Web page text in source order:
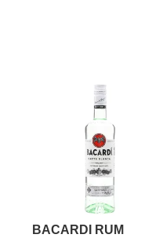
BACARDI RUM